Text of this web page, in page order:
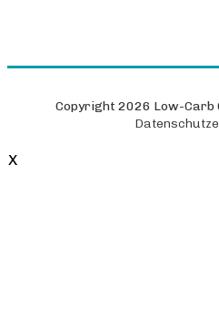
Copyright 2026 Low-Carb
X